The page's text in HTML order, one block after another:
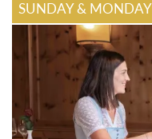
SUNDAY & MONDAY